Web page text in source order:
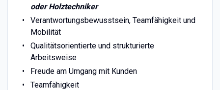
oder Holztechniker
Verantwortungsbewusstsein, Teamfähigkeit und
Mobilität
Qualitätsorientierte und strukturierte
Arbeitsweise
Freude am Umgang mit Kunden
Teamfähigkeit